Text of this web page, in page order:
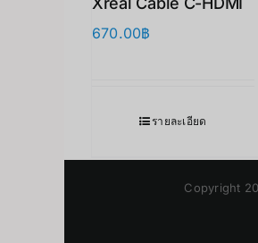
670.00฿
รายละเอียด
Copyright